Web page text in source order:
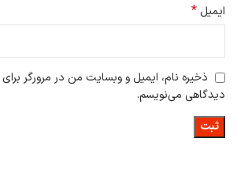
ایمیل *
ذخیره نام، ایمیل و وبسایت من در مرورگر برای
دیدگاهی می‌نویسم.